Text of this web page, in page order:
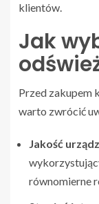
klientów.
Jak
Przed zakupem
warto zwrócić
Jakość
równomierne